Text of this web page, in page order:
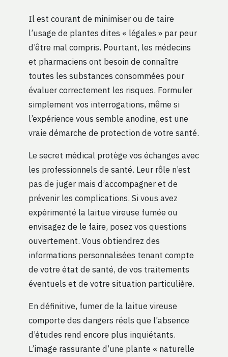
Il est courant de minimiser ou de taire
l’usage de plantes dites « légales » par peur
d’être mal compris. Pourtant, les médecins
et pharmaciens ont besoin de connaître
toutes les substances consommées pour
évaluer correctement les risques. Formuler
simplement vos interrogations, même si
l’expérience vous semble anodine, est une
vraie démarche de protection de votre santé.
Le secret médical protège vos échanges avec
les professionnels de santé. Leur rôle n’est
pas de juger mais d’accompagner et de
prévenir les complications. Si vous avez
expérimenté la laitue vireuse fumée ou
envisagez de le faire, posez vos questions
ouvertement. Vous obtiendrez des
informations personnalisées tenant compte
de votre état de santé, de vos traitements
éventuels et de votre situation particulière.
En définitive, fumer de la laitue vireuse
comporte des dangers réels que l’absence
d’études rend encore plus inquiétants.
L’image rassurante d’une plante « naturelle